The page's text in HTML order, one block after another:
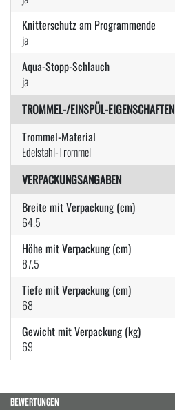
Knitterschutz am Programmende
ja
Aqua-Stopp-Schlauch
ja
TROMMEL-/EINSPÜL-EIGENSCHAFTEN
Trommel-Material
Edelstahl-Trommel
VERPACKUNGSANGABEN
Breite mit Verpackung (cm)
64.5
Höhe mit Verpackung (cm)
87.5
Tiefe mit Verpackung (cm)
68
Gewicht mit Verpackung (kg)
69
BEWERTUNGEN